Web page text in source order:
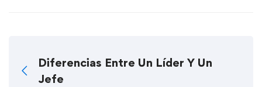
Diferencias Entre Un Líder Y Un
Jefe